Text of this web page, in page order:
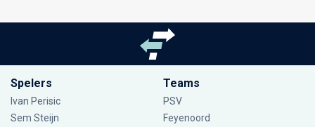
Spelers
Ivan Perisic
Sem Steijn
Teams
PSV
Feyenoord